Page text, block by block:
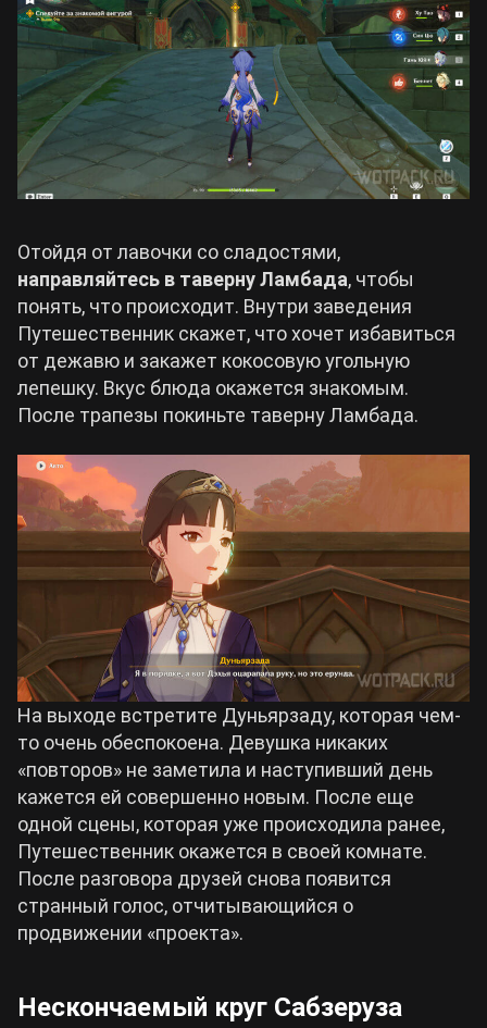
Отойдя от лавочки со сладостями,
направляйтесь в таверну Ламбада, чтобы
понять, что происходит. Внутри заведения
Путешественник скажет, что хочет избавиться
от дежавю и закажет кокосовую угольную
лепешку. Вкус блюда окажется знакомым.
После трапезы покиньте таверну Ламбада.
На выходе встретите Дуньярзаду, которая чем-
то очень обеспокоена. Девушка никаких
«повторов» не заметила и наступивший день
кажется ей совершенно новым. После еще
одной сцены, которая уже происходила ранее,
Путешественник окажется в своей комнате.
После разговора друзей снова появится
странный голос, отчитывающийся о
продвижении «проекта».
Нескончаемый круг Сабзеруза